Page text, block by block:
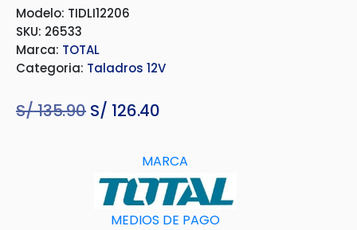
Modelo: TIDLI12206
SKU: 26533
Marca: TOTAL
Categoria: Taladros 12V
S/135.90 El
original
era:
S/ 135.90.
S/ 126.40
actual
es:
S/ 126.40.
MARCA
MEDIOS DE PAGO